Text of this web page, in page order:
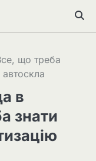
що треба
в
знати